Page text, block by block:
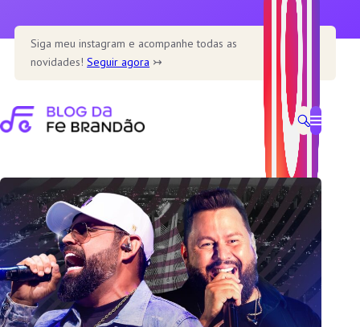
para
Siga meu instagram e acompanhe todas as
novidades!Seguir agora ↣